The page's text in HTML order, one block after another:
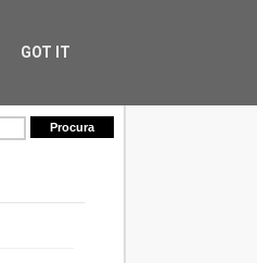
GOT IT